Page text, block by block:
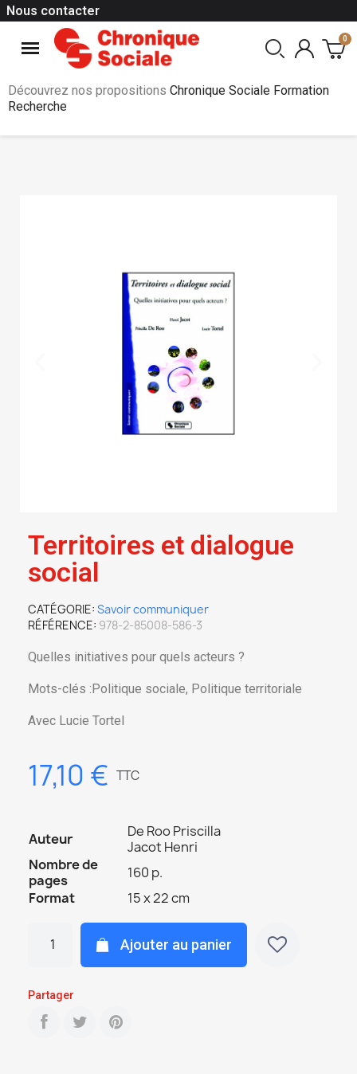
Nous contacter
Découvrez nos propositions Chronique Sociale Formation
Recherche
Territoires et dialogue
social
CATÉGORIE Savoir communiquer
RÉFÉRENCE 978-2-85008-586-3
Quelles initiatives pour quels acteurs ?
Mots-clés :Politique sociale, Politique territoriale
Avec Lucie Tortel
17,10 € TTC
Auteur
De Roo Priscilla
Jacot Henri
Nombre de
pages
160 p.
Format
15 x 22 cm
Ajouter au panier
Partager